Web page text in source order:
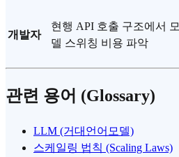
개발자
현행 API 호출 구조에서 모
델 스위칭 비용 파악
관련 용어 (Glossary)
LLM (거대언어모델)
스케일링 법칙 (Scaling Laws)